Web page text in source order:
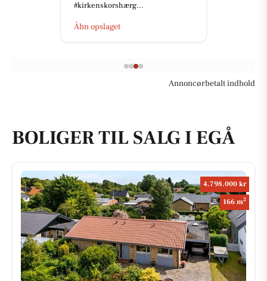
#kirkenskorshærg...
Åbn opslaget
Annoncørbetalt indhold
BOLIGER TIL SALG I EGÅ
4.798.000 kr
166 m2